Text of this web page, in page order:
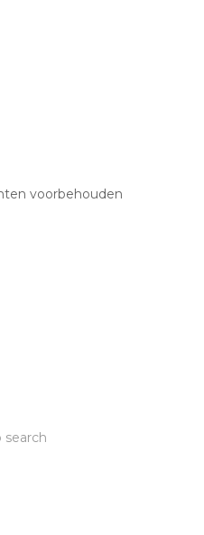
voorbehouden
search